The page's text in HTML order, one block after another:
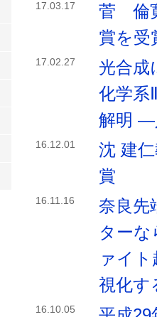
17.03.17
菅 倫
賞を受
17.02.27
光合成
化学系
解明 ―
16.12.01
沈 建
賞
16.11.16
奈良先
ター
ァイ
視化す
16.10.05